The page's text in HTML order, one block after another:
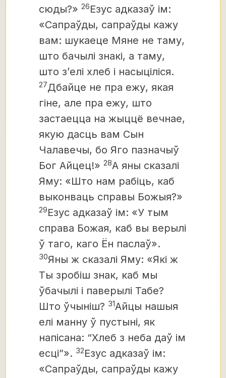
сюды?» 26Езус адказаў ім:
«Сапраўды, сапраўды кажу
вам: шукаеце Мяне не таму,
што бачылі знакі, а таму,
што з’елі хлеб і насыціліся.
27Дбайце не пра ежу, якая
гіне, але пра ежу, што
застаецца на жыццё вечнае,
якую дасць вам Сын
Чалавечы, бо Яго пазначыў
Бог Айцец!» 28А яны сказалі
Яму: «Што нам рабіць, каб
выконваць справы Божыя?»
29Езус адказаў ім: «У тым
справа Божая, каб вы верылі
ў таго, каго Ён паслаў».
30Яны ж сказалі Яму: «Які ж
Ты зробіш знак, каб мы
ўбачылі і паверылі Табе?
Што ўчыніш? 31Айцы нашыя
елі манну ў пустыні, як
напісана: “Хлеб з неба даў ім
есці”». 32Езус адказаў ім:
«Сапраўды, сапраўды кажу